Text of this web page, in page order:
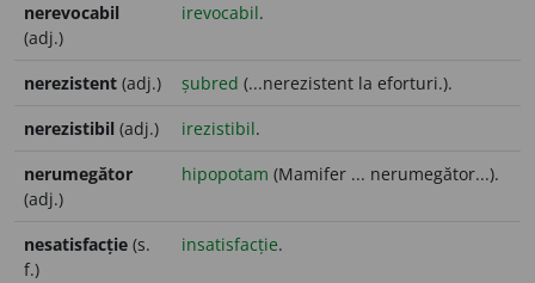
nerevocabil
(adj.)
irevocabil.
nerezistent (adj.) șubred (...nerezistent la eforturi.).
nerezistibil (adj.) irezistibil.
nerumegător
(adj.)
hipopotam (Mamifer ... nerumegător...).
nesatisfacție (s.
f.)
insatisfacție.